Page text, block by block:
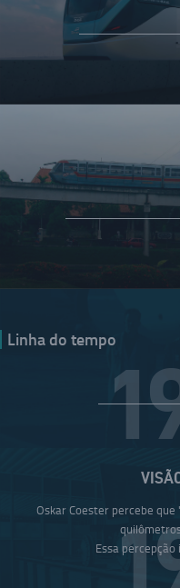
Linha do tempo
Oskar Coester percebe
Essa